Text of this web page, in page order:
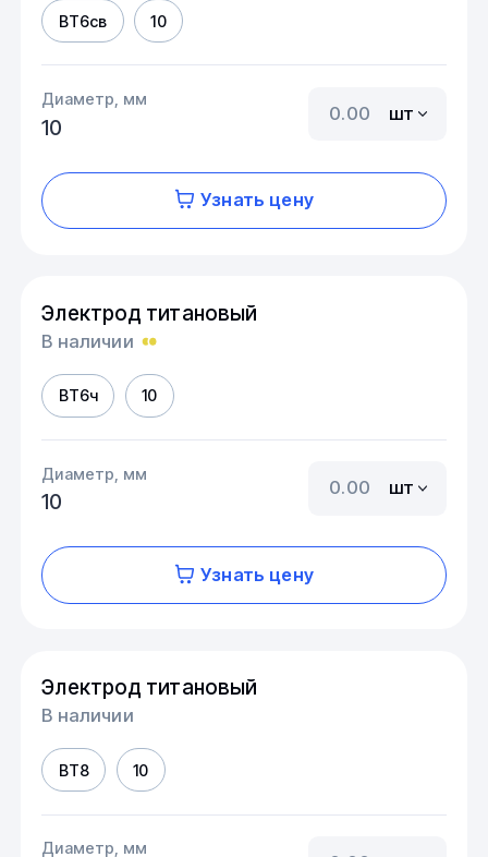
ВТ6св 10
Диаметр, мм
10
шт
Узнать цену
Электрод титановый
В наличии
ВТ6ч 10
Диаметр, мм
10
шт
Узнать цену
Электрод титановый
В наличии
ВТ8 10
Диаметр, мм